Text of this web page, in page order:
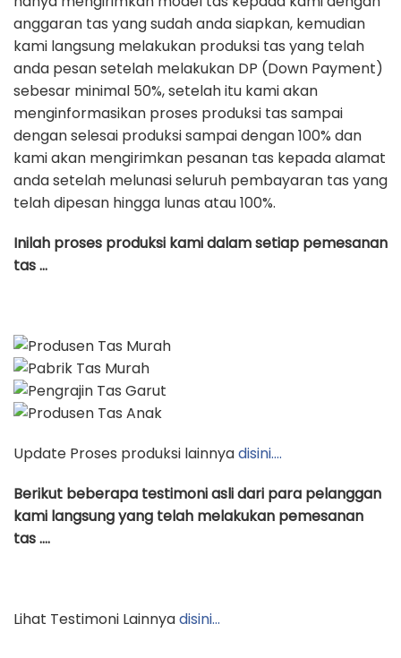
anggaran tas yang sudah anda siapkan, kemudian
kami langsung melakukan produksi tas yang telah
anda pesan setelah melakukan DP (Down Payment)
sebesar minimal 50%, setelah itu kami akan
menginformasikan proses produksi tas sampai
dengan selesai produksi sampai dengan 100% dan
kami akan mengirimkan pesanan tas kepada alamat
anda setelah melunasi seluruh pembayaran tas yang
telah dipesan hingga lunas atau 100%.
Inilah proses produksi kami dalam setiap pemesanan
tas …
Update Proses produksi lainnyadisini….
Berikut beberapa testimoni asli dari para pelanggan
kami langsung yang telah melakukan pemesanan
tas ….
Lihat Testimoni Lainnyadisini…